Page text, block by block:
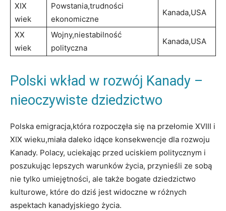
XIX
wiek
Powstania,trudności
ekonomiczne
Kanada,USA
XX
wiek
Wojny,niestabilność
polityczna
Kanada,USA
Polski wkład w rozwój Kanady –
nieoczywiste dziedzictwo
Polska emigracja,która rozpoczęła się na przełomie XVIII i
XIX wieku,miała daleko idące konsekwencje dla rozwoju
Kanady. Polacy, uciekając przed uciskiem politycznym i
poszukując lepszych warunków życia, przynieśli ze sobą
nie tylko umiejętności, ale także bogate dziedzictwo
kulturowe, które do dziś jest widoczne w różnych
aspektach kanadyjskiego życia.